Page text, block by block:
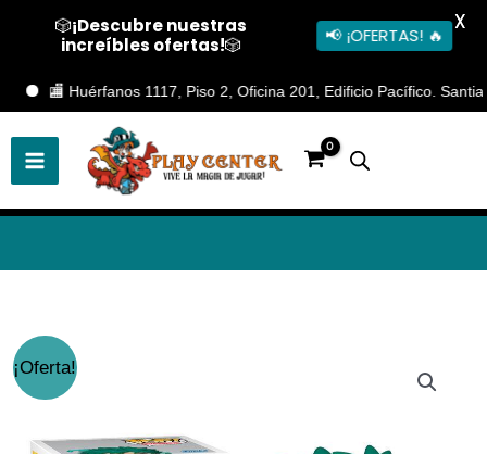
🏬 Huérfanos 1117, Piso 2, Oficina 201, Edificio Pacífico.
al
contenido
¡Oferta!
🎲¡Descubre nuestras
increíbles ofertas!🎲 📢 ¡OFERTAS! 🔥
X